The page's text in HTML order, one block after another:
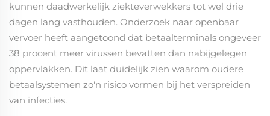
kunnen daadwerkelijk ziekteverwekkers tot wel drie
dagen lang vasthouden. Onderzoek naar openbaar
vervoer heeft aangetoond dat betaalterminals ongeveer
38 procent meer virussen bevatten dan nabijgelegen
oppervlakken. Dit laat duidelijk zien waarom oudere
betaalsystemen zo'n risico vormen bij het verspreiden
van infecties.